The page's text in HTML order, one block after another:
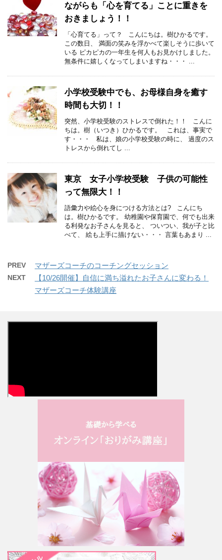
ながらも「心を育てる」ことに重きを
おきましょう！！
「心育てる」って？ こんにちは。樹ひかるです。
この数日、 満面の笑みを浮かべて楽しそうに歩いて
いる ピカピカの一年生を何人もお見かけしました。
無条件に嬉しくなってしまいますね・・・ ...
小学校受験中でも、お母様自身を癒す
時間も大切！！
突然、小学校受験のストレスで倒れた！！ こんに
ちは。樹（いつき）ひかるです。 これは、事実で
す・・・ 私は、娘の小学校受験の時に、 過度のス
トレスから倒れてし ...
東京 女子小学校受験 子供の可能性
って無限大！！
語彙力や絵心を身につける方法とは? こんにち
は。樹ひかるです。 幼稚園や保育園で、何でも出来
る利発なお子さんを見ると、 ついつい、我が子と比
べて、 絵も上手に描けない・・・ 言葉もあまり ...
PREV マザーズコーチのコーチングセッション
NEXT
【10/26開催】自信に満ち溢れたお子さんに変わる！
マザーズコーチ体験講座